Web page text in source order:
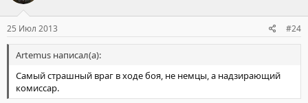
25 Июл 2013 #24
Artemus написал(а):
Самый страшный враг в ходе боя, не немцы, а надзирающий
комиссар.